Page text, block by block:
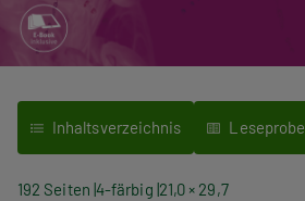
Inhaltsverzeichnis Leseprobe
192 Seiten 4-färbig 21,0 × 29,7